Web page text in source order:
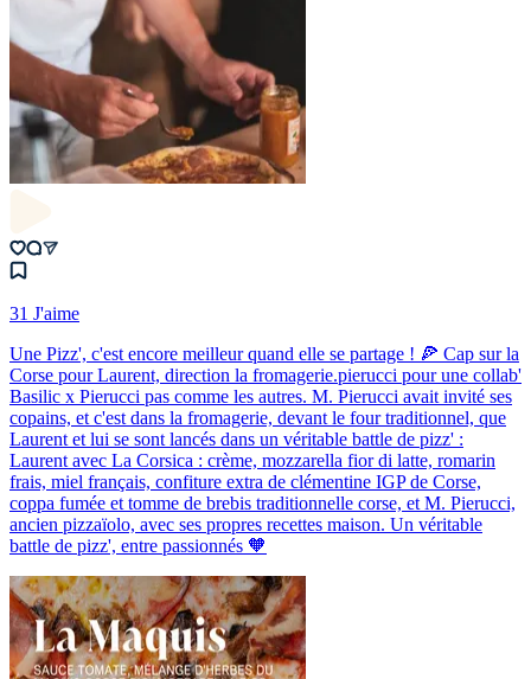
31 J'aime
Une Pizz', c'est encore meilleur quand elle se partage ! 🍕 Cap sur la
Corse pour Laurent, direction la fromagerie.pierucci pour une collab'
Basilic x Pierucci pas comme les autres. M. Pierucci avait invité ses
copains, et c'est dans la fromagerie, devant le four traditionnel, que
Laurent et lui se sont lancés dans un véritable battle de pizz' :
Laurent avec La Corsica : crème, mozzarella fior di latte, romarin
frais, miel français, confiture extra de clémentine IGP de Corse,
coppa fumée et tomme de brebis traditionnelle corse, et M. Pierucci,
ancien pizzaïolo, avec ses propres recettes maison. Un véritable
battle de pizz', entre passionnés 🧡